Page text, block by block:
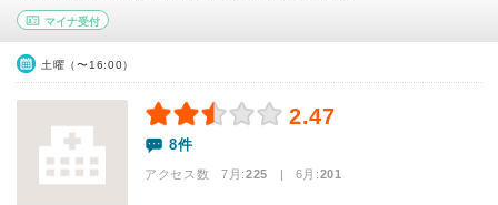
マイナ受付
土曜（〜16:00）
2.47
8件
アクセス数 7月:225 | 6月:201